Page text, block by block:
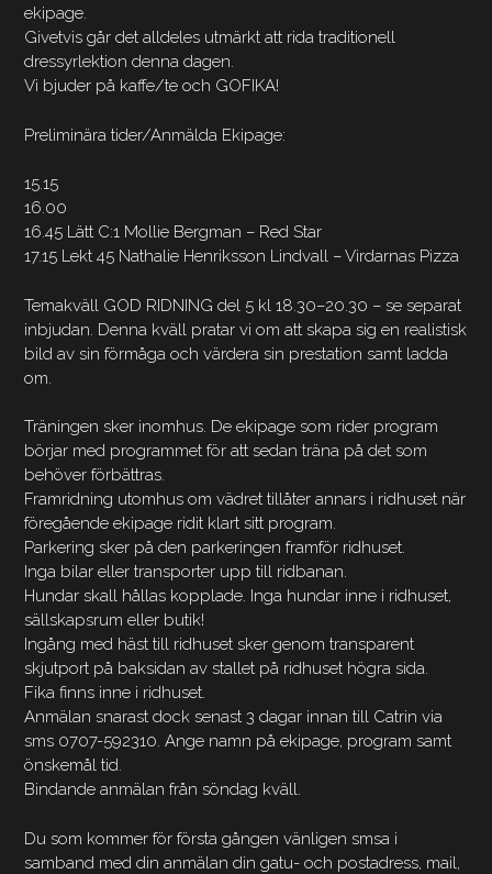
ekipage.
Givetvis går det alldeles utmärkt att rida traditionell
dressyrlektion denna dagen.
Vi bjuder på kaffe/te och GOFIKA!
Preliminära tider/Anmälda Ekipage:
15.15
16.00
16.45 Lätt C:1 Mollie Bergman – Red Star
17.15 Lekt 45 Nathalie Henriksson Lindvall – Virdarnas Pizza
Temakväll GOD RIDNING del 5 kl 18.30–20.30 – se separat
inbjudan. Denna kväll pratar vi om att skapa sig en realistisk
bild av sin förmåga och värdera sin prestation samt ladda
om.
Träningen sker inomhus. De ekipage som rider program
börjar med programmet för att sedan träna på det som
behöver förbättras.
Framridning utomhus om vädret tillåter annars i ridhuset när
föregående ekipage ridit klart sitt program.
Parkering sker på den parkeringen framför ridhuset.
Inga bilar eller transporter upp till ridbanan.
Hundar skall hållas kopplade. Inga hundar inne i ridhuset,
sällskapsrum eller butik!
Ingång med häst till ridhuset sker genom transparent
skjutport på baksidan av stallet på ridhuset högra sida.
Fika finns inne i ridhuset.
Anmälan snarast dock senast 3 dagar innan till Catrin via
sms 0707-592310. Ange namn på ekipage, program samt
önskemål tid.
Bindande anmälan från söndag kväll.
Du som kommer för första gången vänligen smsa i
samband med din anmälan din gatu- och postadress, mail,